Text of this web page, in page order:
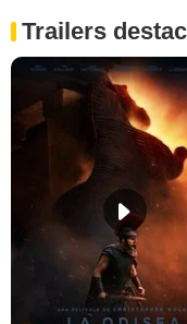
Trailers